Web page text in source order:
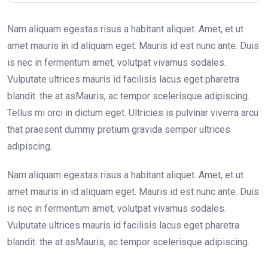
Nam aliquam egestas risus a habitant aliquet. Amet, et ut
amet mauris in id aliquam eget. Mauris id est nunc ante. Duis
is nec in fermentum amet, volutpat vivamus sodales.
Vulputate ultrices mauris id facilisis lacus eget pharetra
blandit. the at asMauris, ac tempor scelerisque adipiscing.
Tellus mi orci in dictum eget. Ultricies is pulvinar viverra arcu
that praesent dummy pretium gravida semper ultrices
adipiscing.
Nam aliquam egestas risus a habitant aliquet. Amet, et ut
amet mauris in id aliquam eget. Mauris id est nunc ante. Duis
is nec in fermentum amet, volutpat vivamus sodales.
Vulputate ultrices mauris id facilisis lacus eget pharetra
blandit. the at asMauris, ac tempor scelerisque adipiscing.